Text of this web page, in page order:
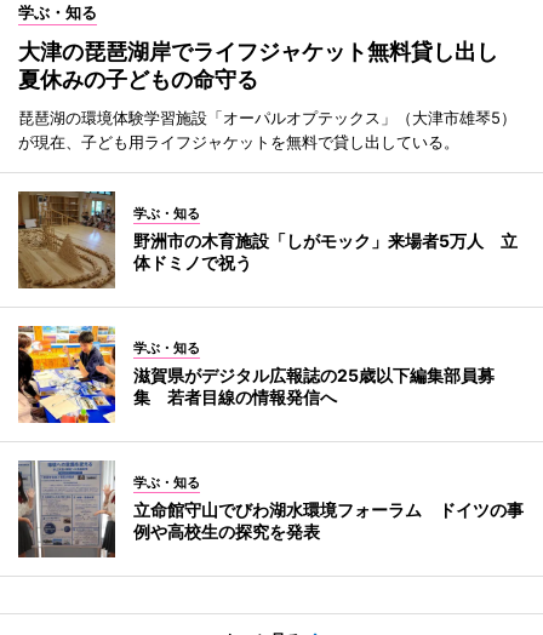
学ぶ・知る
大津の琵琶湖岸でライフジャケット無料貸し出し
夏休みの子どもの命守る
琵琶湖の環境体験学習施設「オーパルオプテックス」（大津市雄琴5）
が現在、子ども用ライフジャケットを無料で貸し出している。
学ぶ・知る
野洲市の木育施設「しがモック」来場者5万人 立
体ドミノで祝う
学ぶ・知る
滋賀県がデジタル広報誌の25歳以下編集部員募
集 若者目線の情報発信へ
学ぶ・知る
立命館守山でびわ湖水環境フォーラム ドイツの事
例や高校生の探究を発表